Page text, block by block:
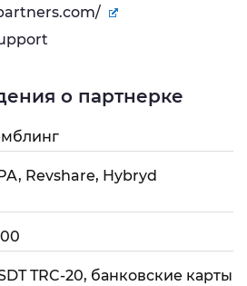
о партнерке
Revshare, Hybryd
TRC-20, банковские карты